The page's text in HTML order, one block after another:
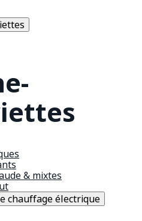
& mixtes
chauffage électrique